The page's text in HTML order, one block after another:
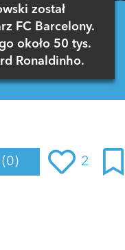
został
FC Barcelony.
około 50 tys.
Ronaldinho.
(0) 2